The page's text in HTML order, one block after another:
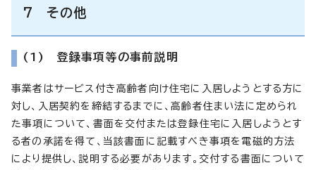
7 その他
(1) 登録事項等の事前説明
事業者はサービス付き高齢者向け住宅に入居しようとする方に
対し、入居契約を締結するまでに、高齢者住まい法に定められ
た事項について、書面を交付または登録住宅に入居しようとす
る者の承諾を得て、当該書面に記載すべき事項を電磁的方法
により提供し、説明する必要があります。交付する書面について